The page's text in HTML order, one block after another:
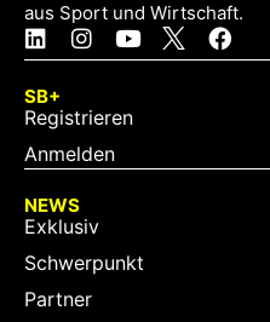
aus Sport und Wirtschaft.
SB+
Registrieren
Anmelden
NEWS
Exklusiv
Schwerpunkt
Partner